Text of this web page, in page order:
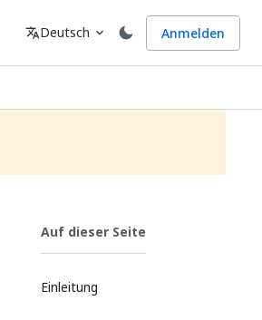
Sprache
translateDeutsch expand_more Anmelden
Auf dieser Seite
Einleitung